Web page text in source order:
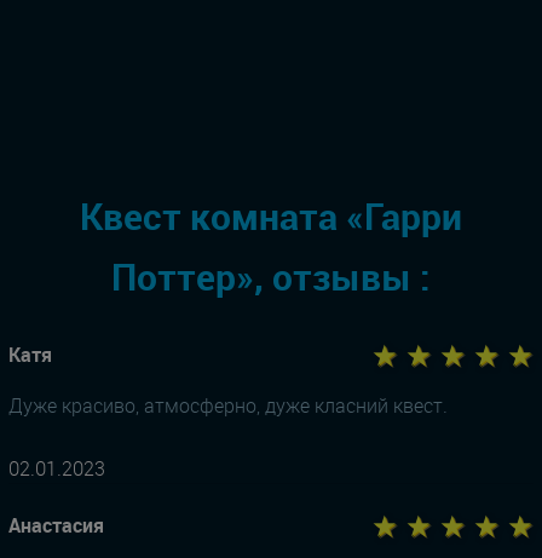
Квест комната «Гарри
Поттер», отзывы :
Катя ★ ★ ★ ★ ★
Дуже красиво, атмосферно, дуже класний квест.
02.01.2023
Анастасия ★ ★ ★ ★ ★